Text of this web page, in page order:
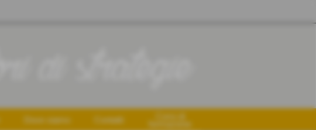
Dove siamo Contatti formazione